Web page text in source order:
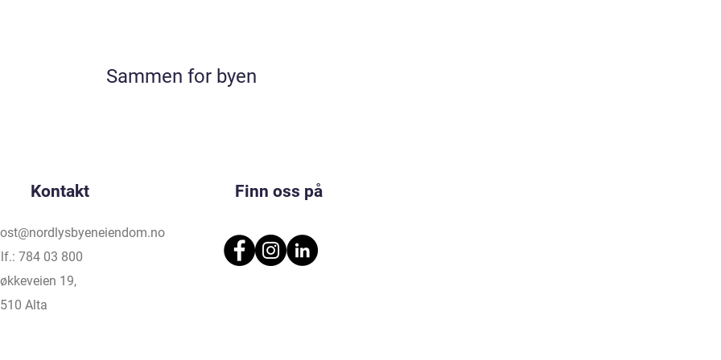
Sammen for byen
Kontakt
784 03 800
19,
Alta
Finn oss på